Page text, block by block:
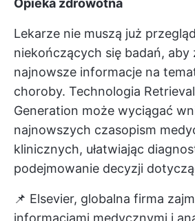
Opieka zdrowotna
Lekarze nie muszą już
niekończących się badań, aby
najnowsze informacje na
choroby. Technologia
Generation może wyciągać
najnowszych czasopism
klinicznych, ułatwiając
podejmowanie decyzji
📌 Elsevier, globalna firma
informacjami medycznymi i